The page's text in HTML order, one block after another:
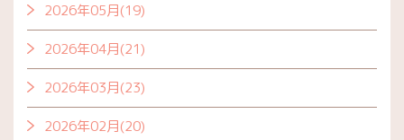
2026年05月(19)
2026年04月(21)
2026年03月(23)
2026年02月(20)